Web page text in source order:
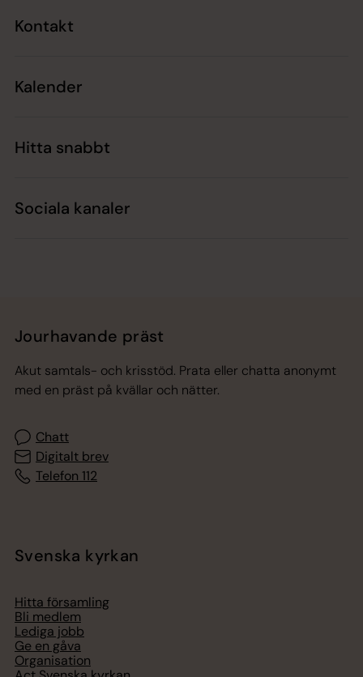
Kontakt
Kalender
Hitta snabbt
Sociala kanaler
Jourhavande präst
Akut samtals- och krisstöd. Prata eller chatta anonymt
med en präst på kvällar och nätter.
Chatt
Digitalt brev
Telefon 112
Svenska kyrkan
Hitta församling
Bli medlem
Lediga jobb
Ge en gåva
Organisation